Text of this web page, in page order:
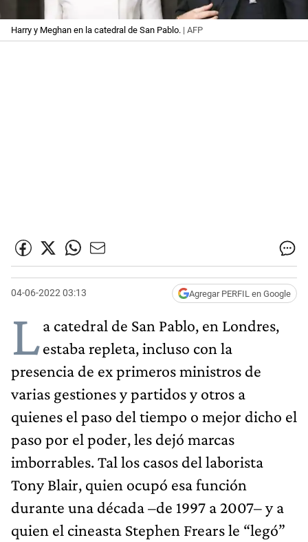
Harry y Meghan en la catedral de San Pablo. | AFP
04-06-2022 03:13 Agregar PERFIL en Google
La catedral de San Pablo, en Londres,
estaba repleta, incluso con la
presencia de ex primeros ministros de
varias gestiones y partidos y otros a
quienes el paso del tiempo o mejor dicho el
paso por el poder, les dejó marcas
imborrables. Tal los casos del laborista
Tony Blair, quien ocupó esa función
durante una década –de 1997 a 2007– y a
quien el cineasta Stephen Frears le “legó”